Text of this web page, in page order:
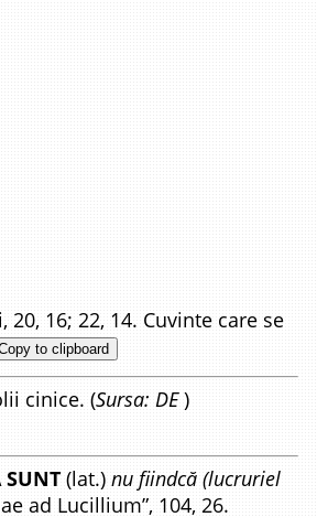
20, 16; 22, 14. Cuvinte care se
to clipboard
cinice. (Sursa: DE)
SUNT(lat.) nu fiindcă (lucruriel
ad Lucillium”, 104, 26.